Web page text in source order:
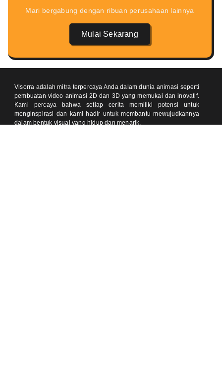
Mari bergabung dengan ribuan perusahaan lainnya
Mulai Sekarang
Visorra adalah mitra terpercaya Anda dalam dunia animasi seperti
pembuatan video animasi 2D dan 3D yang memukai dan inovatif.
Kami percaya bahwa setiap cerita memiliki potensi untuk
menginspirasi dan kami hadir untuk membantu mewujudkannya
dalam bentuk visual yang hidup dan menarik.